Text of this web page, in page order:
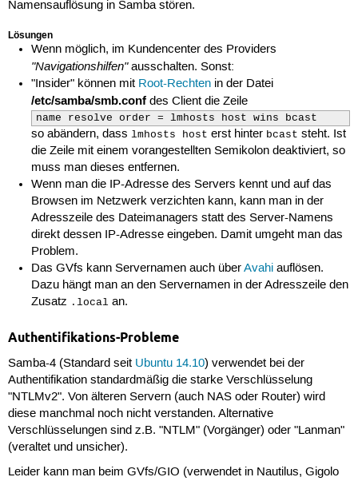
Namensauflösung in Samba stören.
Lösungen
Wenn möglich, im Kundencenter des Providers
"Navigationshilfen"ausschalten. Sonst:
"Insider" können mit Root-Rechten in der Datei
/etc/samba/smb.conf des Client die Zeile
name resolve order = lmhosts host wins bcast
so abändern, dasslmhosts host erst hinter bcast steht. Ist
die Zeile mit einem vorangestellten Semikolon deaktiviert, so
muss man dieses entfernen.
Wenn man die IP-Adresse des Servers kennt und auf das
Browsen im Netzwerk verzichten kann, kann man in der
Adresszeile des Dateimanagers statt des Server-Namens
direkt dessen IP-Adresse eingeben. Damit umgeht man das
Problem.
Das GVfs kann Servernamen auch überAvahi auflösen.
Dazu hängt man an den Servernamen in der Adresszeile den
Zusatz .local an.
Authentifikations-Probleme
Samba-4 (Standard seit Ubuntu 14.10) verwendet bei der
Authentifikation standardmäßig die starke Verschlüsselung
"NTLMv2". Von älteren Servern (auch NAS oder Router) wird
diese manchmal noch nicht verstanden. Alternative
Verschlüsselungen sind z.B. "NTLM" (Vorgänger) oder "Lanman"
(veraltet und unsicher).
Leider kann man beim GVfs/GIO (verwendet in Nautilus, Gigolo